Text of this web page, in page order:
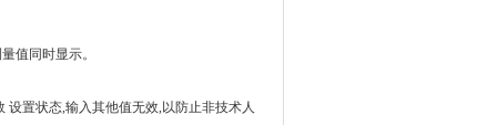
量值同时显示。
置状态,输入其他值无效,以防止非技术人